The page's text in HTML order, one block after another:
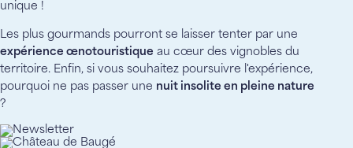
unique !
Les plus gourmands pourront se laisser tenter par une
expérience œnotouristique au cœur des vignobles du
territoire. Enfin, si vous souhaitez poursuivre l'expérience,
pourquoi ne pas passer une nuit insolite en pleine nature
?